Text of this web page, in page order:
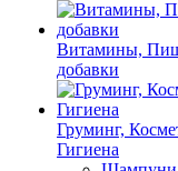
Витамины,
добавки
Груминг,
Гигиена